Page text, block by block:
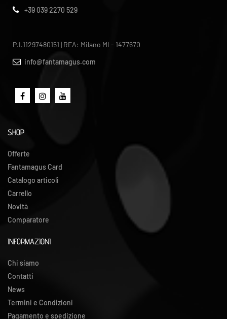
+39 039 2270 529
P.I.11297480151 | REA: Milano MI - 1477670
info@fantamagus.com
SHOP
Offerte
Fantamagus Card
Catalogo articoli
Carrello
Novità
Comparatore
INFORMAZIONI
Chi siamo
Contatti
News
Termini e Condizioni
Pagamento e spedizione